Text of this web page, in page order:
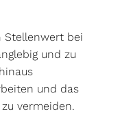
Stellenwert bei
und zu
und das
vermeiden.